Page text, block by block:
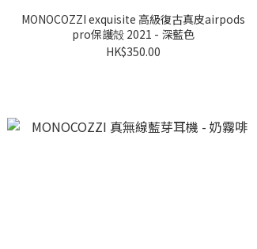
MONOCOZZI exquisite 高級復古真皮airpods
pro保護殻 2021 - 深藍色
HK$350.00